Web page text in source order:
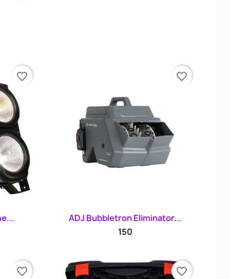
favorite_border
Szybki podgląd
ADJ Bubbletron Eliminator...
150
favorite_border
favorite_border favorite_border